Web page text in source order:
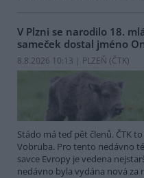
V Plzni se narodilo 18.
sameček dostal jméno
8.8.2026 10:13 | PLZEŇ (ČTK)
Stádo má teď pět členů. ČTK
Vobruba. Pro tento nedávno
savce Evropy je vedena
nedávno byla vydána nová za